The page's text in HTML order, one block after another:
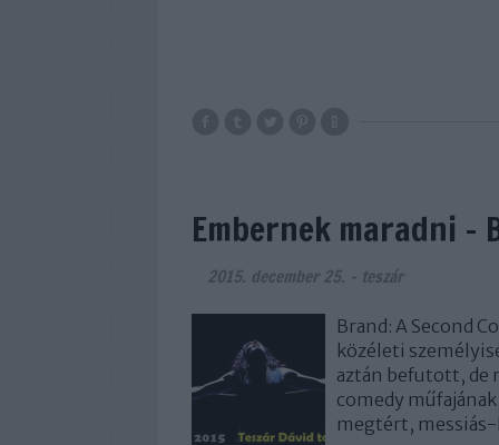
Embernek maradni -
2015. december 25. - teszár
Brand: A Second
közéleti
aztán befutott, de
comedy
megtért,